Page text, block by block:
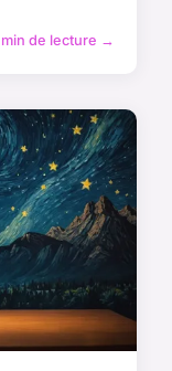
min de lecture →